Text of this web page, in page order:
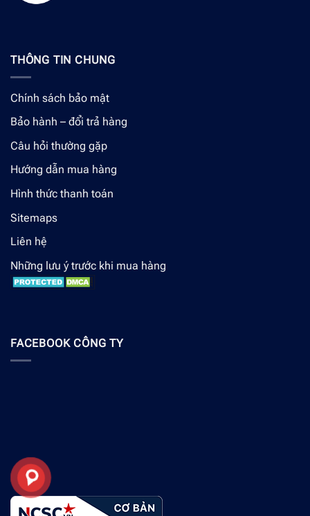
THÔNG TIN CHUNG
Chính sách bảo mật
Bảo hành – đổi trả hàng
Câu hỏi thường gặp
Hướng dẫn mua hàng
Hình thức thanh toán
Sitemaps
Liên hệ
Những lưu ý trước khi mua hàng
FACEBOOK CÔNG TY